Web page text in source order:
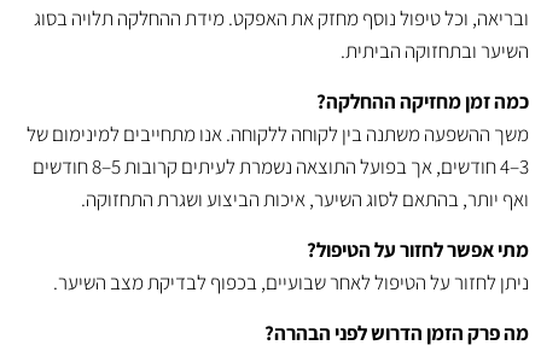
ובריאה, וכל טיפול נוסף מחזק את האפקט. מידת ההחלקה תלויה בסוג
השיער ובתחזוקה הביתית.
כמה זמן מחזיקה ההחלקה?
משך ההשפעה משתנה בין לקוחה ללקוחה. אנו מתחייבים למינימום של
3–4 חודשים, אך בפועל התוצאה נשמרת לעיתים קרובות 5–8 חודשים
ואף יותר, בהתאם לסוג השיער, איכות הביצוע ושגרת התחזוקה.
מתי אפשר לחזור על הטיפול?
ניתן לחזור על הטיפול לאחר שבועיים, בכפוף לבדיקת מצב השיער.
מה פרק הזמן הדרוש לפני הבהרה?